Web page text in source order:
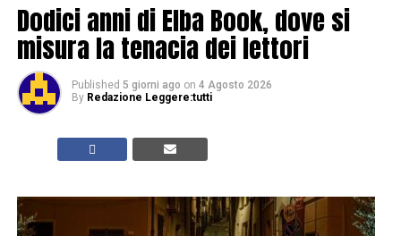
Dodici anni di Elba Book, dove si
misura la tenacia dei lettori
Published 5 giorni ago on 4 Agosto 2026
By Redazione Leggere:tutti